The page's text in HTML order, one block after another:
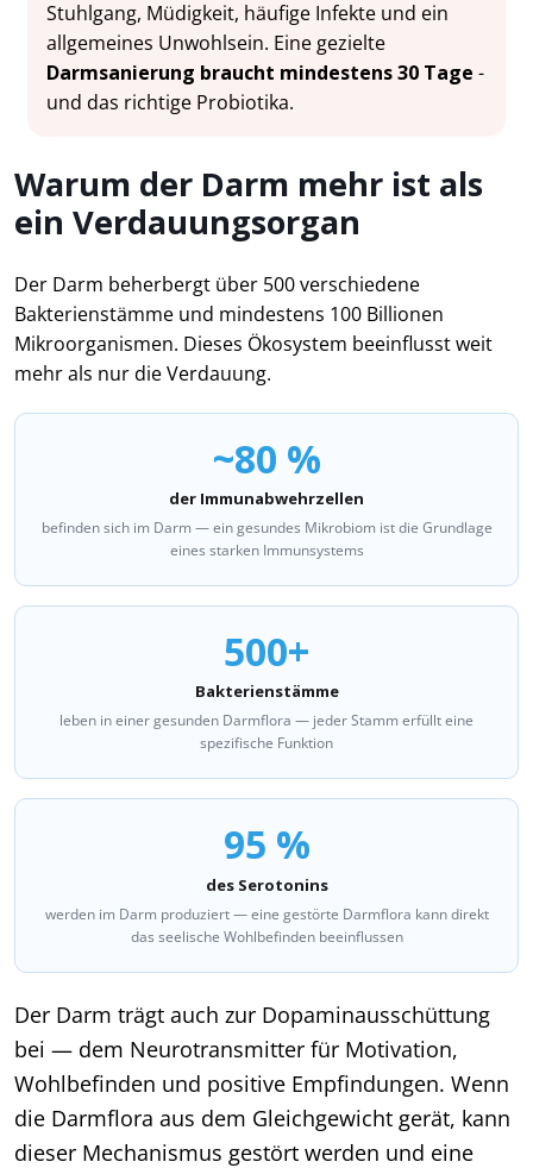
Stuhlgang, Müdigkeit, häufige Infekte und ein
allgemeines Unwohlsein. Eine gezielte
Darmsanierung braucht mindestens 30 Tage -
und das richtige Probiotika.
Warum der Darm mehr ist als
ein Verdauungsorgan
Der Darm beherbergt über 500 verschiedene
Bakterienstämme und mindestens 100 Billionen
Mikroorganismen. Dieses Ökosystem beeinflusst weit
mehr als nur die Verdauung.
~80 %
der Immunabwehrzellen
befinden sich im Darm — ein gesundes Mikrobiom ist die Grundlage
eines starken Immunsystems
500+
Bakterienstämme
leben in einer gesunden Darmflora — jeder Stamm erfüllt eine
spezifische Funktion
95 %
des Serotonins
werden im Darm produziert — eine gestörte Darmflora kann direkt
das seelische Wohlbefinden beeinflussen
Der Darm trägt auch zur Dopaminausschüttung
bei — dem Neurotransmitter für Motivation,
Wohlbefinden und positive Empfindungen. Wenn
die Darmflora aus dem Gleichgewicht gerät, kann
dieser Mechanismus gestört werden und eine